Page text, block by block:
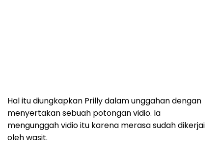
Hal itu diungkapkan Prilly dalam unggahan dengan
menyertakan sebuah potongan vidio. Ia
mengunggah vidio itu karena merasa sudah dikerjai
oleh wasit.